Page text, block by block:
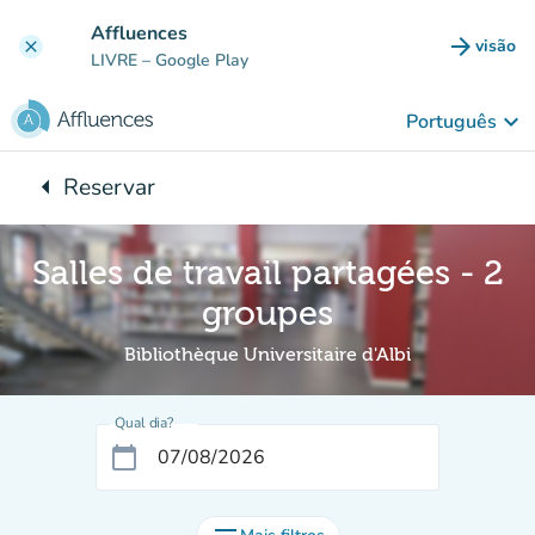
clear Affluences
LIVRE – Google Play arrow_forward visão
(novo
Português keyboard_arrow_down
arrow_leftVoltar para:
Reservar
Salles de travail partagées - 2
groupes
Bibliothèque Universitaire d'Albi
Qual dia?
calendar_today